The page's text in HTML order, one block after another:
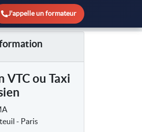
J'appelle un formateur
VTC ou Taxi
- Paris